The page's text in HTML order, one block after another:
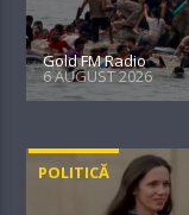
Gold FM Radio
6 AUGUST 2026
POLITICĂ